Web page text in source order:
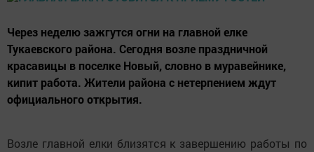
Через неделю зажгутся огни на главной елке
Тукаевского района. Сегодня возле праздничной
красавицы в поселке Новый, словно в муравейнике,
кипит работа. Жители района с нетерпением ждут
официального открытия.
Возле главной елки близятся к завершению работы по